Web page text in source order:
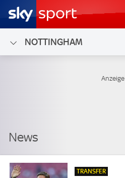
NOTTINGHAM
TRANSFER